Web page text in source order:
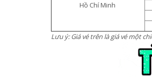
Hồ Chí Minh
Lưu ý: Giá vé trên là giá vé một